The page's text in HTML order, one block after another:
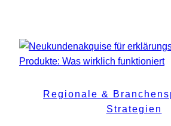
Regionale &
Strategien